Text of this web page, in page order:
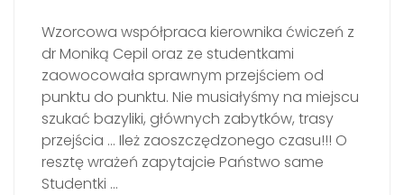
Wzorcowa współpraca kierownika ćwiczeń z
dr Moniką Cepil oraz ze studentkami
zaowocowała sprawnym przejściem od
punktu do punktu. Nie musiałyśmy na miejscu
szukać bazyliki, głównych zabytków, trasy
przejścia … Ileż zaoszczędzonego czasu!!! O
resztę wrażeń zapytajcie Państwo same
Studentki …